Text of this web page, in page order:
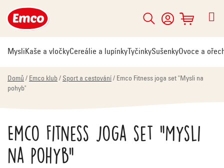
na
obsah
Hledat
NÁKUPNÍ
KOŠÍK
MysliKaše a vločkyCereálie a lupínky TyčinkySušenkyOvoce a
Domů / Emco klub / Sport a cestování / Emco Fitness joga set "Mysli na
pohyb"
Emco Fitness joga set "Mysli
na pohyb"